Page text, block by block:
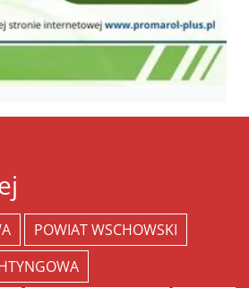
POWIAT WSCHOWSKI